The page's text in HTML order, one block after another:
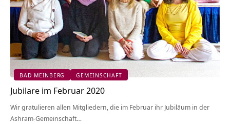
BAD MEINBERG GEMEINSCHAFT
Jubilare im Februar 2020
Wir gratulieren allen Mitgliedern, die im Februar ihr Jubiläum in der
Ashram-Gemeinschaft…